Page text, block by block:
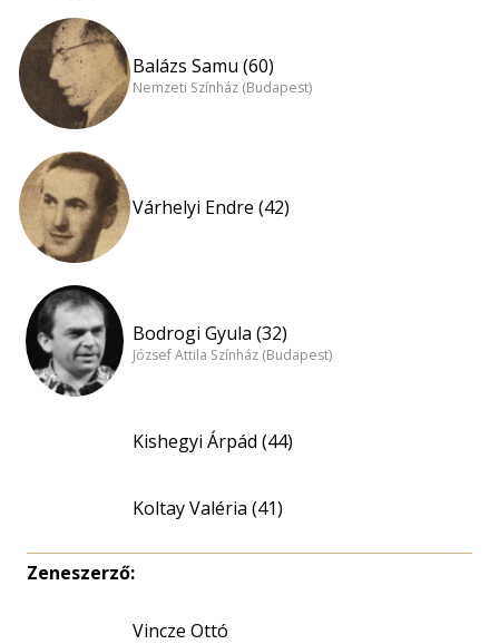
Balázs Samu (60)
Nemzeti Színház (Budapest)
Várhelyi Endre (42)
Bodrogi Gyula (32)
József Attila Színház (Budapest)
Kishegyi Árpád (44)
Koltay Valéria (41)
Zeneszerző:
Vincze Ottó